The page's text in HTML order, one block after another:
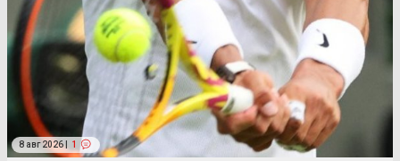
8 авг 2026 | 1